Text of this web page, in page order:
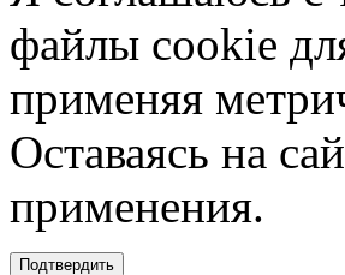
файлы cookie
применяя
Оставаясь на
применения.
Подтвердить